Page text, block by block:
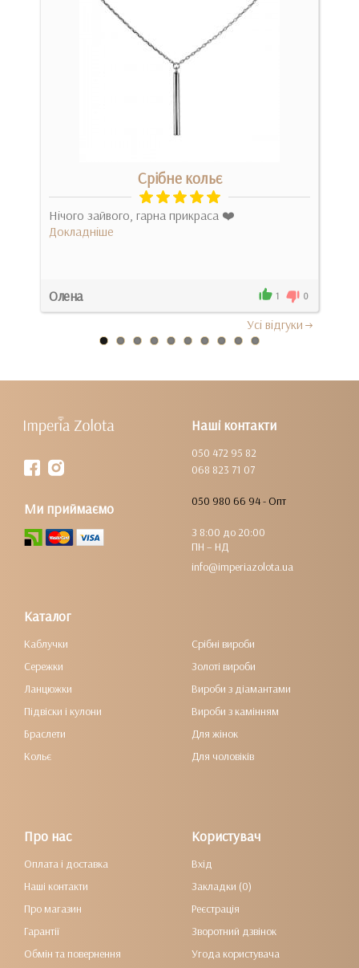
Срібне кольє
Нічого зайвого, гарна прикраса ❤️
Докладніше
Олена 1 0
Усi вiдгуки
Наші контакти
050 472 95 82
068 823 71 07
050 980 66 94 - Опт
З 8:00 до 20:00
ПН – НД
info@imperiazolota.ua
Ми приймаємо
Каталог
Каблучки
Сережки
Ланцюжки
Підвіски і кулони
Браслети
Кольє
Срібні вироби
Золоті вироби
Вироби з діамантами
Вироби з камінням
Для жінок
Для чоловіків
Про нас
Оплата і доставка
Наші контакти
Про магазин
Гарантії
Обмін та повернення
Користувач
Вхід
Закладки (0)
Реєстрація
Зворотний дзвінок
Угода користувача